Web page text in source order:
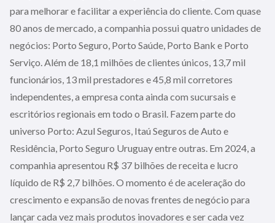
para melhorar e facilitar a experiência do cliente. Com quase
80 anos de mercado, a companhia possui quatro unidades de
negócios: Porto Seguro, Porto Saúde, Porto Bank e Porto
Serviço. Além de 18,1 milhões de clientes únicos, 13,7 mil
funcionários, 13 mil prestadores e 45,8 mil corretores
independentes, a empresa conta ainda com sucursais e
escritórios regionais em todo o Brasil. Fazem parte do
universo Porto: Azul Seguros, Itaú Seguros de Auto e
Residência, Porto Seguro Uruguay entre outras. Em 2024, a
companhia apresentou R$ 37 bilhões de receita e lucro
líquido de R$ 2,7 bilhões. O momento é de aceleração do
crescimento e expansão de novas frentes de negócio para
lançar cada vez mais produtos inovadores e ser cada vez